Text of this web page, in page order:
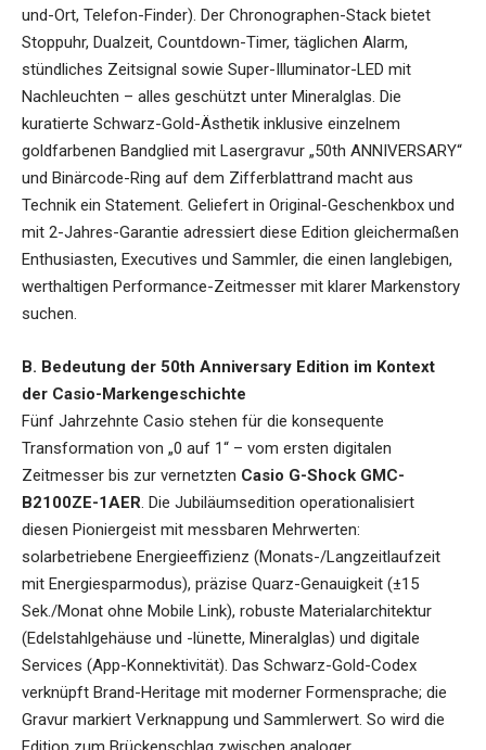
und-Ort, Telefon-Finder). Der Chronographen-Stack bietet
Stoppuhr, Dualzeit, Countdown-Timer, täglichen Alarm,
stündliches Zeitsignal sowie Super-Illuminator-LED mit
Nachleuchten – alles geschützt unter Mineralglas. Die
kuratierte Schwarz-Gold-Ästhetik inklusive einzelnem
goldfarbenen Bandglied mit Lasergravur „50th ANNIVERSARY“
und Binärcode-Ring auf dem Zifferblattrand macht aus
Technik ein Statement. Geliefert in Original-Geschenkbox und
mit 2-Jahres-Garantie adressiert diese Edition gleichermaßen
Enthusiasten, Executives und Sammler, die einen langlebigen,
werthaltigen Performance-Zeitmesser mit klarer Markenstory
suchen.
B. Bedeutung der 50th Anniversary Edition im Kontext
der Casio-Markengeschichte
Fünf Jahrzehnte Casio stehen für die konsequente
Transformation von „0 auf 1“ – vom ersten digitalen
Zeitmesser bis zur vernetzten Casio G-Shock GMC-
B2100ZE-1AER. Die Jubiläumsedition operationalisiert
diesen Pioniergeist mit messbaren Mehrwerten:
solarbetriebene Energieeffizienz (Monats-/Langzeitlaufzeit
mit Energiesparmodus), präzise Quarz-Genauigkeit (±15
Sek./Monat ohne Mobile Link), robuste Materialarchitektur
(Edelstahlgehäuse und -lünette, Mineralglas) und digitale
Services (App-Konnektivität). Das Schwarz-Gold-Codex
verknüpft Brand-Heritage mit moderner Formensprache; die
Gravur markiert Verknappung und Sammlerwert. So wird die